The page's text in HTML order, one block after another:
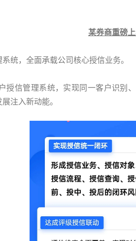
某券商重磅
统，全面承载公司核心授信业务。
授信管理系统，实现同一客户识别
注入新动能。